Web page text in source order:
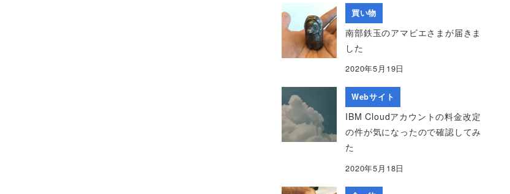
買い物
南部鉄玉のアマビエさまが届きま
した
2020年5月19日
Webサイト
IBM Cloudアカウントの料金改定
の件が気になったので確認してみ
た
2020年5月18日